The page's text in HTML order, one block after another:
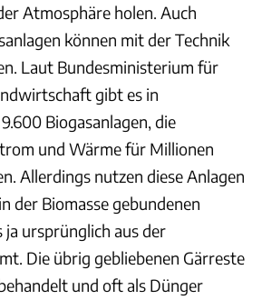
Atmosphäre holen. Auch
können mit der Technik
Laut Bundesministerium für
gibt es in
Biogasanlagen, die
und Wärme für Millionen
Allerdings nutzen diese Anlagen
der Biomasse gebundenen
ja ursprünglich aus der
Die übrig gebliebenen Gärreste
und oft als Dünger